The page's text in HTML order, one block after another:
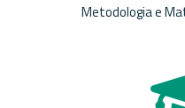
Metodologia e